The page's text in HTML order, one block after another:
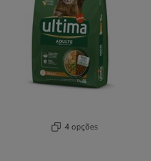
4 opções